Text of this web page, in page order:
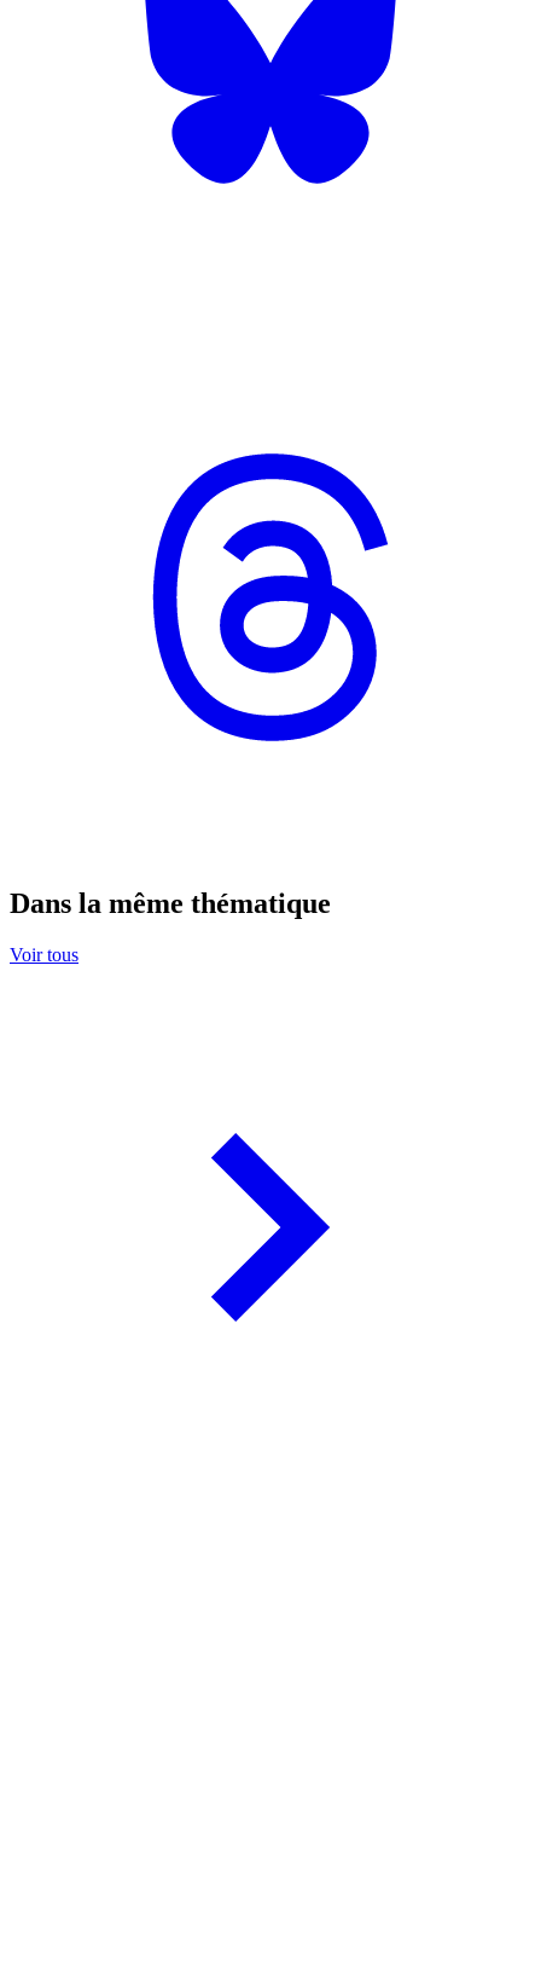
Dans la même thématique
Voir tous